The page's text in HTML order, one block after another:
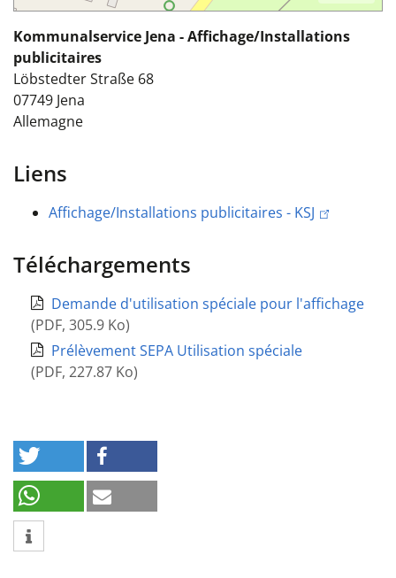
Kommunalservice Jena - Affichage/Installations
publicitaires
Löbstedter Straße 68
07749 Jena
Allemagne
Liens
Affichage/Installations publicitaires - KSJ
Téléchargements
Demande d'utilisation spéciale pour l'affichage
(PDF, 305.9 Ko)
Prélèvement SEPA Utilisation spéciale
(PDF, 227.87 Ko)